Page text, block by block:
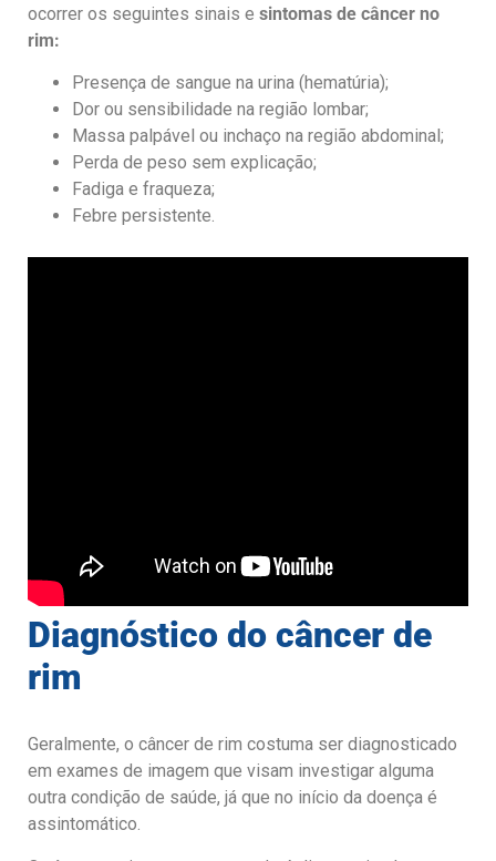
ocorrer os seguintes sinais e sintomas de câncer no
rim:
Presença de sangue na urina (hematúria);
Dor ou sensibilidade na região lombar;
Massa palpável ou inchaço na região abdominal;
Perda de peso sem explicação;
Fadiga e fraqueza;
Febre persistente.
Diagnóstico do câncer de
rim
Geralmente, o câncer de rim costuma ser diagnosticado
em exames de imagem que visam investigar alguma
outra condição de saúde, já que no início da doença é
assintomático.